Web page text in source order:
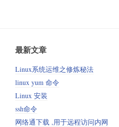
最新文章
Linux系统运维之修炼秘法
linux yum 命令
Linux 安装
ssh命令
网络通下载 ,用于远程访问内网